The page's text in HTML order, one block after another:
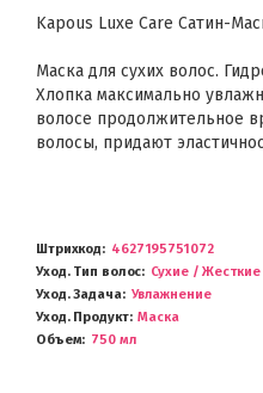
Kapous Luxe Care Сатин-
Маска для сухих волос.
Хлопка максимально
волосе продолжительное
волосы, придают
Штрихкод
4627195751072
Уход. Тип волос
Сухие / Жесткие
Уход. Задача
Увлажнение
Уход. Продукт
Маска
Объем
750 мл